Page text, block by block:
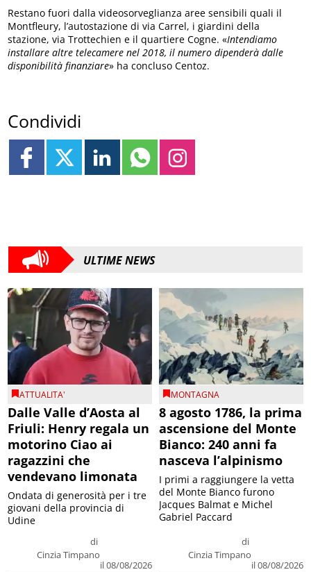
Restano fuori dalla videosorveglianza aree sensibili quali il
Montfleury, l’autostazione di via Carrel, i giardini della
stazione, via Trottechien e il quartiere Cogne. «Intendiamo
installare altre telecamere nel 2018, il numero dipenderà dalle
disponibilità finanziare» ha concluso Centoz.
Condividi
ULTIME NEWS
ATTUALITA'
Dalle Valle d’Aosta al
Friuli: Henry regala un
motorino Ciao ai
ragazzini che
vendevano limonata
di
Cinzia Timpano
il 08/08/2026
Ondata di generosità per i tre
giovani della provincia di
Udine
MONTAGNA
8 agosto 1786, la prima
ascensione del Monte
Bianco: 240 anni fa
nasceva l’alpinismo
di
Cinzia Timpano
il 08/08/2026
I primi a raggiungere la vetta
del Monte Bianco furono
Jacques Balmat e Michel
Gabriel Paccard